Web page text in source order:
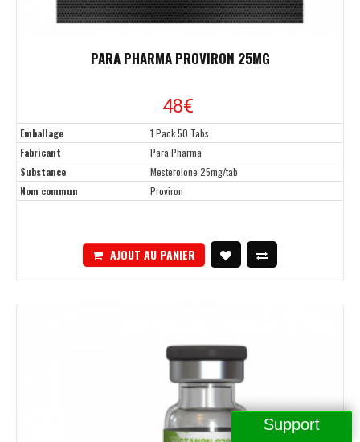
Support
PARA PHARMA PROVIRON 25MG
48€
Emballage
1 Pack 50 Tabs
Fabricant
Para Pharma
Substance
Mesterolone 25mg/tab
Nom commun
Proviron
AJOUT AU PANIER